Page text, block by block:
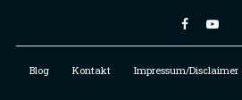
Blog Kontakt Impressum/Disclaimer